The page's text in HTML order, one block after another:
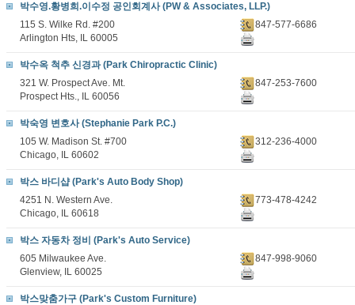
박수영.황병희.이수정 공인회계사 (PW & Associates, LLP.)
115 S. Wilke Rd. #200
Arlington Hts, IL 60005
847-577-6686
박수옥 척추 신경과 (Park Chiropractic Clinic)
321 W. Prospect Ave. Mt.
Prospect Hts., IL 60056
847-253-7600
박숙영 변호사 (Stephanie Park P.C.)
105 W. Madison St. #700
Chicago, IL 60602
312-236-4000
박스 바디샵 (Park's Auto Body Shop)
4251 N. Western Ave.
Chicago, IL 60618
773-478-4242
박스 자동차 정비 (Park's Auto Service)
605 Milwaukee Ave.
Glenview, IL 60025
847-998-9060
박스맞춤가구 (Park's Custom Furniture)